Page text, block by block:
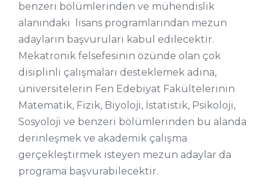
benzeri bölümlerinden ve mühendislik
alanındaki lisans programlarından mezun
adayların başvuruları kabul edilecektir.
Mekatronik felsefesinin özünde olan çok
disiplinli çalışmaları desteklemek adına,
üniversitelerin Fen Edebiyat Fakültelerinin
Matematik, Fizik, Biyoloji, İstatistik, Psikoloji,
Sosyoloji ve benzeri bölümlerinden bu alanda
derinleşmek ve akademik çalışma
gerçekleştirmek isteyen mezun adaylar da
programa başvurabilecektir.